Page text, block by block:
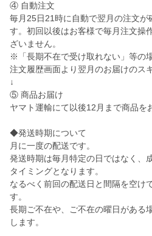
④ 自動注文
毎月25日21時に自動で翌月の注文が
す。初回以後はお客様で毎月注文操
ざいません。
※「長期不在で受け取れない」等の
注文履歴画面より翌月のお届けのス
↓
⑤ 商品お届け
ヤマト運輸にて以後12月まで商品を
◆発送時期について
月に一度の配送です。
発送時期は毎月特定の日ではなく、
タイミングとなります。
なるべく前回の配送日と間隔を空け
す。
長期ご不在や、ご不在の曜日がある
します。